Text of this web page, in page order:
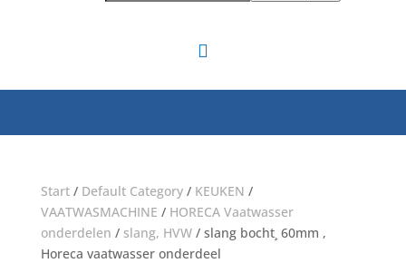

Start/ Default Category/ KEUKEN /
VAATWASMACHINE / HORECA Vaatwasser
onderdelen / slang, HVW/ slang bocht¸ 60mm ,
Horeca vaatwasser onderdeel